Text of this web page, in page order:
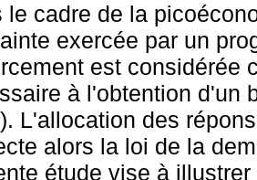
le cadre de la
exercée par un
est considérée
à l'obtention d'un
L'allocation des
alors la loi de la
étude vise à